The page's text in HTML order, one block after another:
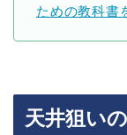
ための教科書
天井狙い